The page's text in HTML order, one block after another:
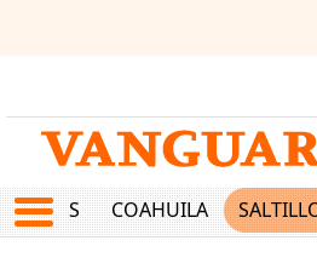
JUEGOS COAHUILA